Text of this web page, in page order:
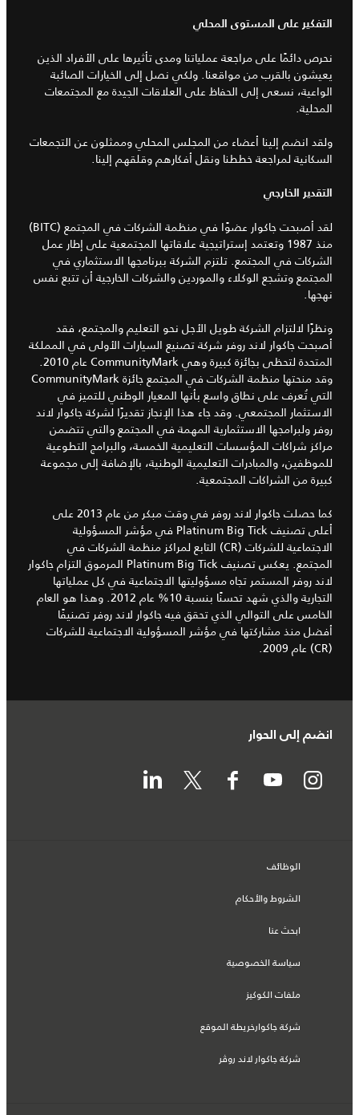
التفكير على المستوى المحلي
نحرص دائمًا على مراجعة عملياتنا ومدى تأثيرها على الأفراد الذين
يعيشون بالقرب من مواقعنا. ولكي نصل إلى الخيارات الصائبة
الواعية، نسعى إلى الحفاظ على العلاقات الجيدة مع المجتمعات
المحلية.
ولقد انضم إلينا أعضاء من المجلس المحلي وممثلون عن التجمعات
السكانية لمراجعة خططنا ونقل أفكارهم وقلقهم إلينا.
التقدير الخارجي
لقد أصبحت جاكوار عضوًا في منظمة الشركات في المجتمع (BITC)
منذ 1987 وتعتمد إستراتيجية علاقاتها المجتمعية على إطار عمل
الشركات في المجتمع. تلتزم الشركة ببرنامجها الاستثماري في
المجتمع وتشجع الوكلاء والموردين والشركات الخارجية أن تتبع نفس
نهجها.
ونظرًا لالتزام الشركة طويل الأجل نحو التعليم والمجتمع، فقد
أصبحت جاكوار لاند روفر شركة تصنيع السيارات الأولى في المملكة
المتحدة لتحظى بجائزة كبيرة وهي CommunityMark عام 2010.
وقد منحتها منظمة الشركات في المجتمع جائزة CommunityMark
التي تُعرف على نطاق واسع بأنها المعيار الوطني للتميز في
الاستثمار المجتمعي. وقد جاء هذا الإنجاز تقديرًا لشركة جاكوار لاند
روفر ولبرامجها الاستثمارية المهمة في المجتمع والتي تتضمن
مراكز شراكات المؤسسات التعليمية الخمسة، والبرامج التطوعية
للموظفين، والمبادرات التعليمية الوطنية، بالإضافة إلى مجموعة
كبيرة من الشراكات المجتمعية.
كما حصلت جاكوار لاند روفر في وقت مبكر من عام 2013 على
أعلى تصنيف Platinum Big Tick في مؤشر المسؤولية
الاجتماعية للشركات (CR) التابع لمراكز منظمة الشركات في
المجتمع. يعكس تصنيف Platinum Big Tick المرموق التزام جاكوار
لاند روفر المستمر تجاه مسؤوليتها الاجتماعية في كل عملياتها
التجارية والذي شهد تحسنًا بنسبة 10% عام 2012. وهذا هو العام
الخامس على التوالي الذي تحقق فيه جاكوار لاند روفر تصنيفًا
أفضل منذ مشاركتها في مؤشر المسؤولية الاجتماعية للشركات
(CR) عام 2009.
انضم إلى الحوار
الوظائف
الشروط والأحكام
ابحث عنا
سياسة الخصوصية
ملفات الكوكيز
شركة جاكوارخريطة الموقع
شركة جاكوار لاند روڤر